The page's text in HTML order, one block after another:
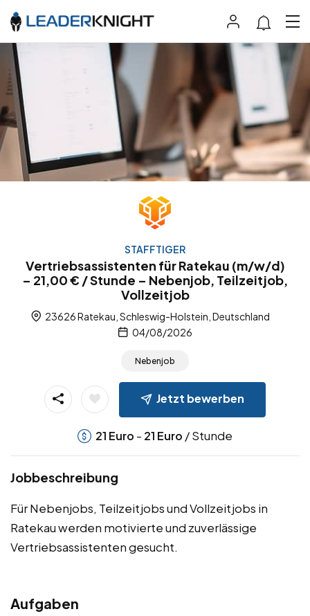
STAFFTIGER
Vertriebsassistenten für Ratekau (m/w/d)
– 21,00 € / Stunde – Nebenjob, Teilzeitjob,
Vollzeitjob
23626 Ratekau, Schleswig-Holstein, Deutschland
04/08/2026
Nebenjob
Jetzt bewerben
21 Euro - 21 Euro / Stunde
Jobbeschreibung
Für Nebenjobs, Teilzeitjobs und Vollzeitjobs in
Ratekau werden motivierte und zuverlässige
Vertriebsassistenten gesucht.
Aufgaben